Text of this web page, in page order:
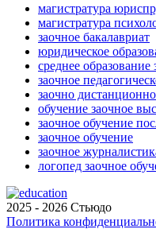
магистратура
магистратура
заочное бакалавриат
юридическое
среднее образование
заочное
заочно
обучение заочное
заочное обучение
заочное обучение
заочное
логопед заочное
2025 - 2026 Стьюдо
Политика